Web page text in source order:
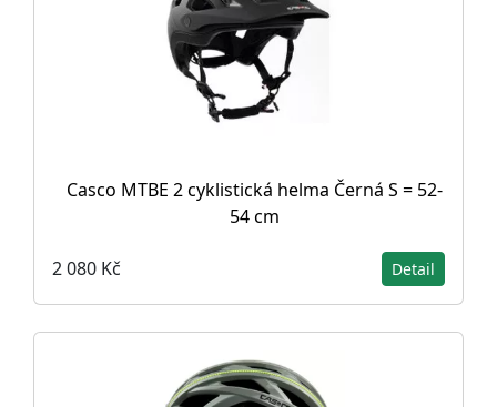
Casco MTBE 2 cyklistická helma Černá S = 52-
54 cm
2 080 Kč Detail